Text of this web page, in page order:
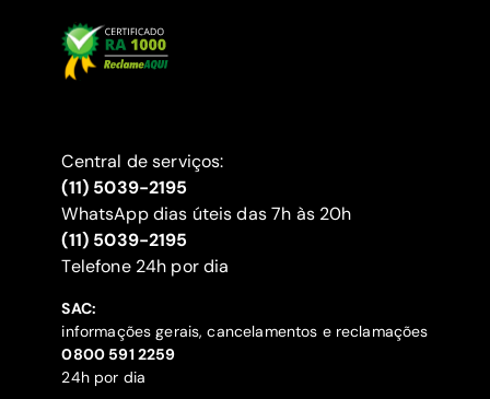
Central de serviços:
(11) 5039-2195
WhatsApp dias úteis das 7h às 20h
(11) 5039-2195
‍Telefone 24h por dia
SAC:
informações gerais, cancelamentos e reclamações
‍0800 591 2259
24h por dia